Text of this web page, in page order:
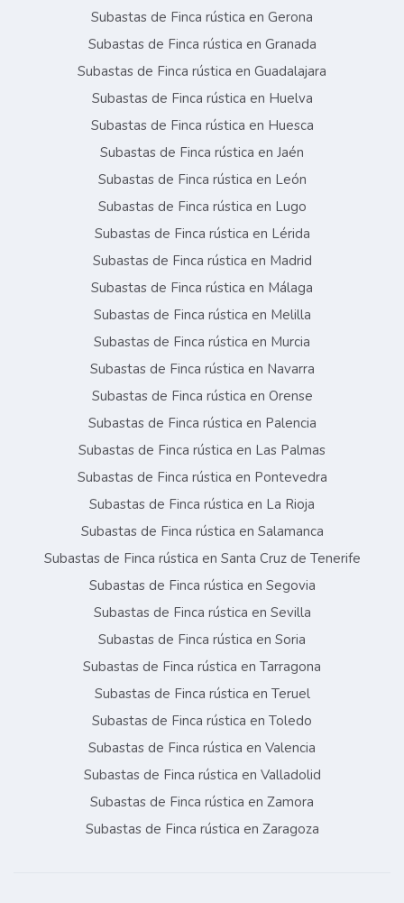
Subastas de Finca rústica en Gerona
Subastas de Finca rústica en Granada
Subastas de Finca rústica en Guadalajara
Subastas de Finca rústica en Huelva
Subastas de Finca rústica en Huesca
Subastas de Finca rústica en Jaén
Subastas de Finca rústica en León
Subastas de Finca rústica en Lugo
Subastas de Finca rústica en Lérida
Subastas de Finca rústica en Madrid
Subastas de Finca rústica en Málaga
Subastas de Finca rústica en Melilla
Subastas de Finca rústica en Murcia
Subastas de Finca rústica en Navarra
Subastas de Finca rústica en Orense
Subastas de Finca rústica en Palencia
Subastas de Finca rústica en Las Palmas
Subastas de Finca rústica en Pontevedra
Subastas de Finca rústica en La Rioja
Subastas de Finca rústica en Salamanca
Subastas de Finca rústica en Santa Cruz de Tenerife
Subastas de Finca rústica en Segovia
Subastas de Finca rústica en Sevilla
Subastas de Finca rústica en Soria
Subastas de Finca rústica en Tarragona
Subastas de Finca rústica en Teruel
Subastas de Finca rústica en Toledo
Subastas de Finca rústica en Valencia
Subastas de Finca rústica en Valladolid
Subastas de Finca rústica en Zamora
Subastas de Finca rústica en Zaragoza